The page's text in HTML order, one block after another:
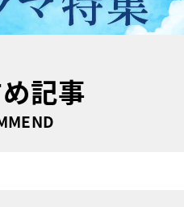
記事